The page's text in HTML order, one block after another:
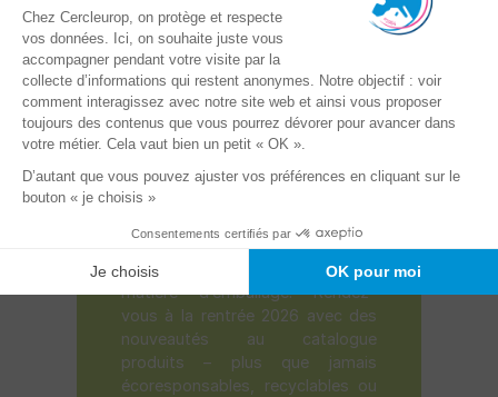
exposants et visiteurs venant
du monde entier
allemand est une plaque
tournante du futur du secteur. Un
endroit de rencontres,
d’échanges et surtout de création
de partenariats solides.
Cercleurop était évidemment de
la partie et a apprécié découvrir
vont transformer la supply chain,
mais surtout les
innovations en
matière d’emballage. Rendez-
vous à la rentrée 2026 avec des
nouveautés au catalogue
produits – plus que jamais
écoresponsables, recyclables ou